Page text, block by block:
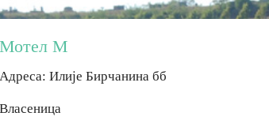
Мотел М
Адреса: Илије Бирчанина бб
Власеница